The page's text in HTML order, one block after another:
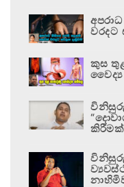
වරදට
කුස
විනිසුරු